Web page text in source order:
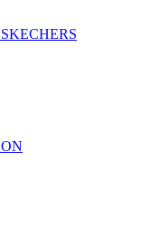
SKECHERS
ON